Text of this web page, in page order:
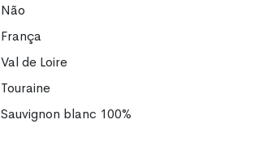
Não
França
Val de Loire
Touraine
Sauvignon blanc 100%